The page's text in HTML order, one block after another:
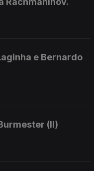
e Bernardo
(II)